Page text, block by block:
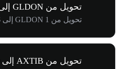
تحويل من GLDON إلى USD
تحويل من 1 GLDON إلى $387.50
تحويل من AXTIB إلى USD